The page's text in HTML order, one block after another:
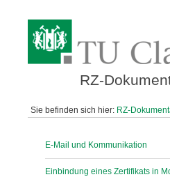
RZ-
Sie befinden sich hier: RZ-
E-Mail und Kommunikation
Einbindung eines Zertifikats in